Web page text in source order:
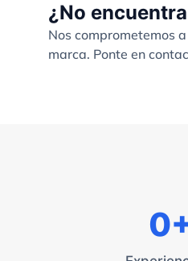
¿No
Nos comprometemos
marca. Ponte en
0